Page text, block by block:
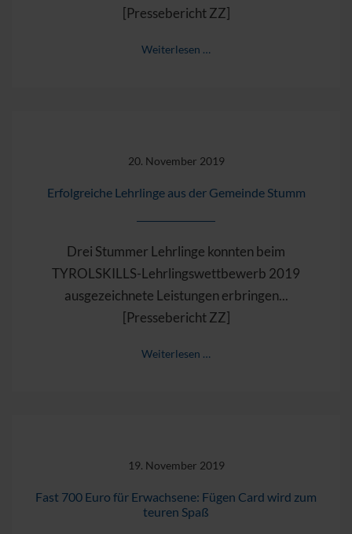
[Pressebericht ZZ]
Weiterlesen …
20. November 2019
Erfolgreiche Lehrlinge aus der Gemeinde Stumm
Drei Stummer Lehrlinge konnten beim
TYROLSKILLS-Lehrlingswettbewerb 2019
ausgezeichnete Leistungen erbringen...
[Pressebericht ZZ]
Weiterlesen …
19. November 2019
Fast 700 Euro für Erwachsene: Fügen Card wird zum
teuren Spaß